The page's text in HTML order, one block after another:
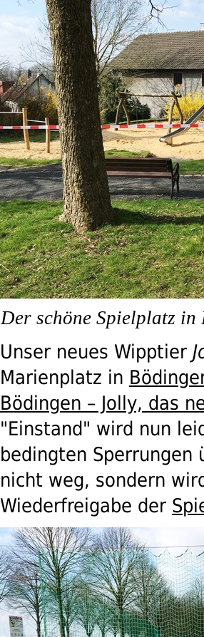
Der schöne Spielplatz
Unser neues Wipptier
Marienplatz in
Bödingen – Jolly, das
"Einstand" wird nun
bedingten
nicht weg, sondern
Wiederfreigabe der